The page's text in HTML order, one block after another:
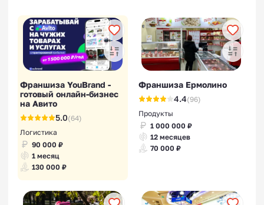
Франшиза YouBrand -
готовый онлайн-бизнес
на Авито
5.0(64)
Логистика
90 000 ₽
1 месяц
130 000 ₽
Франшиза Ермолино
4.4(96)
Продукты
1 000 000 ₽
12 месяцев
70 000 ₽